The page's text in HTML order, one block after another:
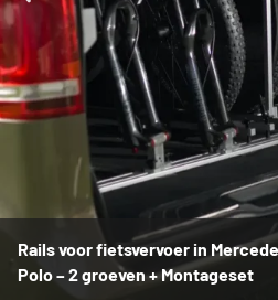
Rails voor fietsvervoer in
Polo – 2 groeven + Montageset